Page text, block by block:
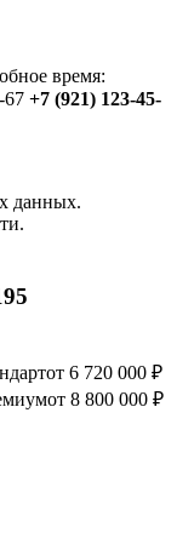
время:
67 +7 (921) 123-45-
данных.
от 6 720 000 ₽
от 8 800 000 ₽